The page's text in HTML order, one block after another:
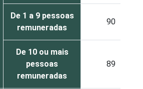
De 1 a 9 pessoas
remuneradas
90
De 10 ou mais
pessoas
remuneradas
89